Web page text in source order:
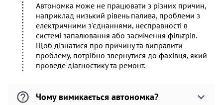
Автономка може не працювати з різних причин,
наприклад низький рівень палива, проблеми з
електричними з'єднаннями, несправності в
системі запалювання або засмічення фільтрів.
Щоб дізнатися про причину та виправити
проблему, потрібно звернутися до фахівця, який
проведе діагностику та ремонт.
Чому вимикається автономка?